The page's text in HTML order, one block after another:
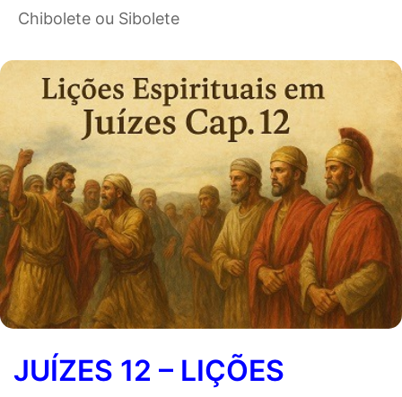
Chibolete ou Sibolete
JUÍZES 12 – LIÇÕES